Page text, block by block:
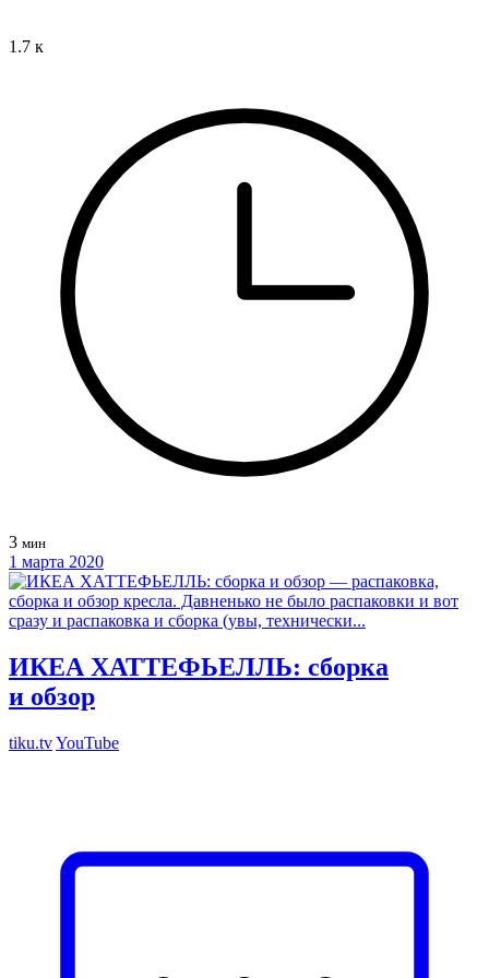
1.7 к
3 мин
1 марта 2020
ИКЕА ХАТТЕФЬЕЛЛЬ: сборка
и обзор
tiku.tvYouTube